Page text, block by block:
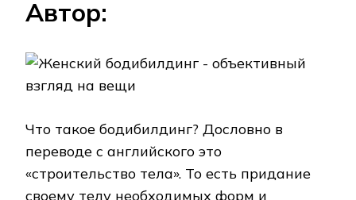
Автор:
Что такое бодибилдинг? Дословно в
переводе с английского это
«строительство тела». То есть придание
своему телу необходимых форм и